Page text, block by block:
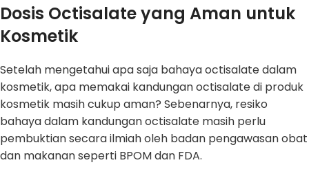
Dosis Octisalate yang Aman untuk
Kosmetik
Setelah mengetahui apa saja bahaya octisalate dalam
kosmetik, apa memakai kandungan octisalate di produk
kosmetik masih cukup aman? Sebenarnya, resiko
bahaya dalam kandungan octisalate masih perlu
pembuktian secara ilmiah oleh badan pengawasan obat
dan makanan seperti BPOM dan FDA.